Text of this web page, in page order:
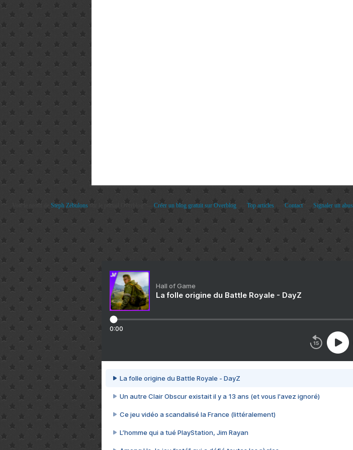
Voir le profil de Steph Zébulonssur le portail Overblog Créer un blog gratuit sur Overblog Top articles Contact Signaler un abus
Hall of Game
La folle origine du Battle Royale - DayZ
0:00
La folle origine du Battle Royale - DayZ
Un autre Clair Obscur existait il y a 13 ans (et vous l'avez ignoré)
Ce jeu vidéo a scandalisé la France (littéralement)
L’homme qui a tué PlayStation, Jim Rayan